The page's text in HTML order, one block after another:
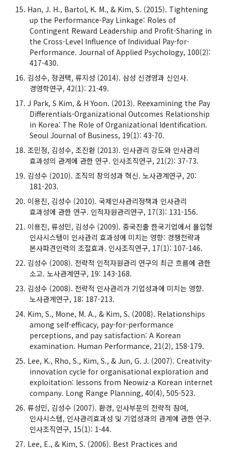
Han, J. H., Bartol, K. M., & Kim, S. (2015). Tightening
up the Performance-Pay Linkage: Roles of
Contingent Reward Leadership and Profit-Sharing in
the Cross-Level Influence of Individual Pay-for-
Performance. Journal of Applied Psychology, 100(2):
417-430.
김성수, 정권택, 류지성 (2014). 삼성 신경영과 신인사.
경영학연구, 42(1): 21-49.
J Park, S Kim, & H Yoon. (2013). Reexamining the Pay
Differentials-Organizational Outcomes Relationship
in Korea: The Role of Organizational Identification.
Seoul Journal of Business, 19(1): 43-70.
조민정, 김성수, 조진환 (2013). 인사관리 강도와 인사관리
효과성의 관계에 관한 연구. 인사조직연구, 21(2): 37-73.
김성수 (2010). 조직의 창의성과 혁신. 노사관계연구, 20:
181-203.
이용진, 김성수 (2010). 국제인사관리정책과 인사관리
효과성에 관한 연구. 인적자원관리연구, 17(3): 131-156.
이용진, 류성민, 김성수 (2009). 중국진출 한국기업에서 몰입형
인사시스템이 인사관리 효과성에 미치는 영향: 경쟁전략과
본사파견인력의 조절효과. 인사조직연구, 17(1): 107-146.
김성수 (2008). 전략적 인적자원관리 연구의 최근 흐름에 관한
소고. 노사관계연구, 19: 143-168.
김성수 (2008). 전략적 인사관리가 기업성과에 미치는 영향.
노사관계연구, 18: 187-213.
Kim, S., Mone, M. A., & Kim, S. (2008). Relationships
among self-efficacy, pay-for-performance
perceptions, and pay satisfaction: A Korean
examination. Human Performance, 21(2), 158-179.
Lee, K., Rho, S., Kim, S., & Jun, G. J. (2007). Creativity-
innovation cycle for organisational exploration and
exploitation: lessons from Neowiz-a Korean internet
company. Long Range Planning, 40(4), 505-523.
류성민, 김성수 (2007). 환경, 인사부문의 전략적 참여,
인사시스템, 인사관리효과성 및 기업성과의 관계에 관한 연구.
인사조직연구, 15(1): 1-44.
Lee, E., & Kim, S. (2006). Best Practices and